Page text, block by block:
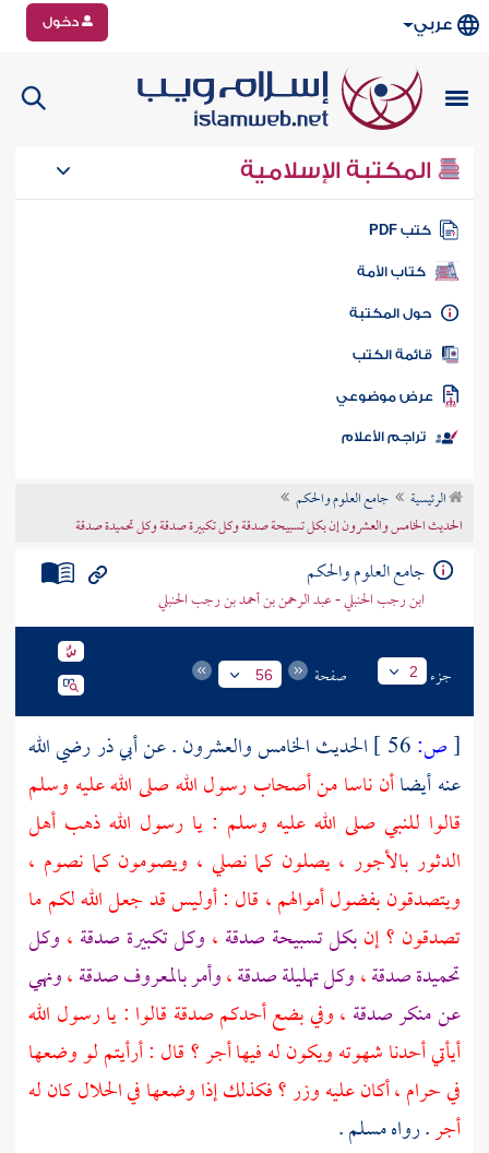
عربي دخول
المكتبة الإسلامية
كتب PDF
كتاب الأمة
المكتبة
الكتب
موضوعي
تراجم الأعلام
الرئيسية
جامع العلوم والحكم
الحديث الخامس والعشرون إن بكل تسبيحة صدقة وكل تكبيرة صدقة وكل تحميدة صدقة
جامع العلوم والحكم
ابن رجب الحنبلي - عبد الرحمن بن أحمد بن رجب الحنبلي
جزء 2 صفحة 56
[ص: الحديث الخامس والعشرون . عنأبي ذررضي الله
عنه أيضاأن ناسا من أصحاب رسول الله صلى الله عليه وسلم
قالوا للنبي صلى الله عليه وسلم : يا رسول الله ذهب أهل
الدثور بالأجور ، يصلون كما نصلي ، ويصومون كما نصوم ،
ويتصدقون بفضول أموالهم ، قال : أوليس قد جعل الله لكم ما
تصدقون ؟ إنبكل تسبيحة صدقة ، وكل تكبيرة صدقة ، وكل
تحميدة صدقة،وكل تهليلة صدقة،وأمر بالمعروف صدقة،ونهي
عن منكر صدقة ، وفي بضع أحدكم صدقة قالوا : يا رسول الله
أيأتي أحدنا شهوته ويكون له فيها أجر ؟ قال : أرأيتم لو وضعها
في حرام ، أكان عليه وزر ؟ فكذلك إذا وضعها في الحلال كان له
أجر. رواهمسلم.